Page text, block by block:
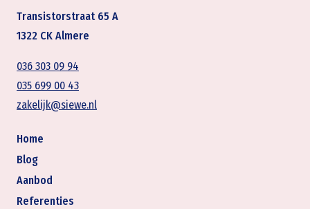
Transistorstraat 65 A
1322 CK Almere
036 303 09 94
035 699 00 43
zakelijk@siewe.nl
Home
Blog
Aanbod
Referenties